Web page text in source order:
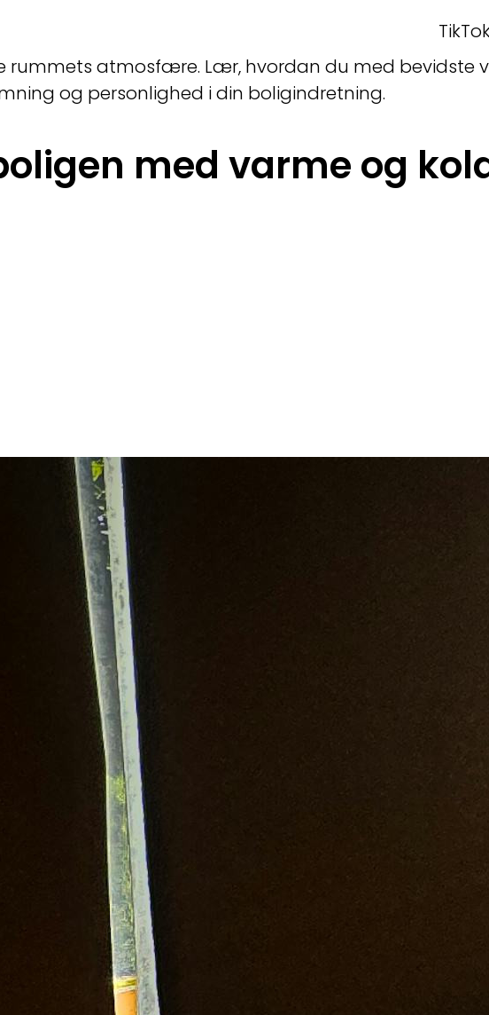
med varme og
rummets atmosfære. Lær, hvordan du med bevidste
og personlighed i din boligindretning.